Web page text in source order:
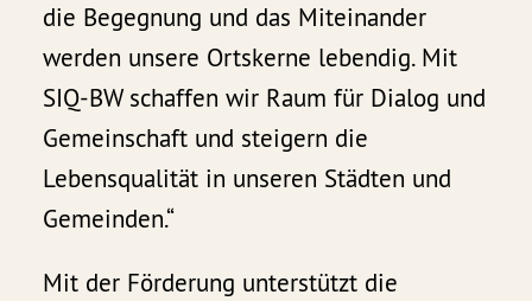
die Begegnung und das Miteinander
werden unsere Ortskerne lebendig. Mit
SIQ-BW schaffen wir Raum für Dialog und
Gemeinschaft und steigern die
Lebensqualität in unseren Städten und
Gemeinden.“
Mit der Förderung unterstützt die